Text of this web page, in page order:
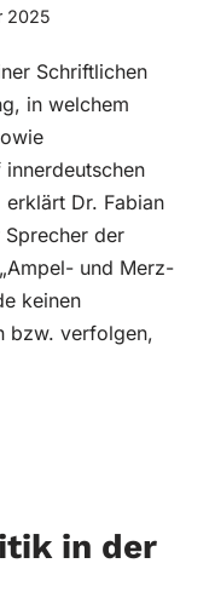
2025
Schriftlichen
in welchem
erklärt Dr. Fabian
der
und Merz-
keinen
bzw. verfolgen,
in der